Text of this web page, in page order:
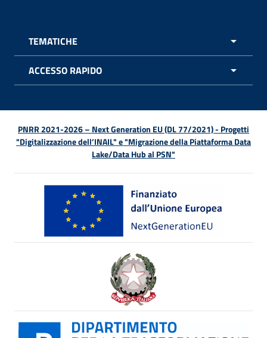
TEMATICHE
ACCESSO RAPIDO
PNRR 2021-2026 – Next Generation EU (DL 77/2021) - Progetti
"Digitalizzazione dell’INAIL" e "Migrazione della Piattaforma Data
Lake/Data Hub al PSN"